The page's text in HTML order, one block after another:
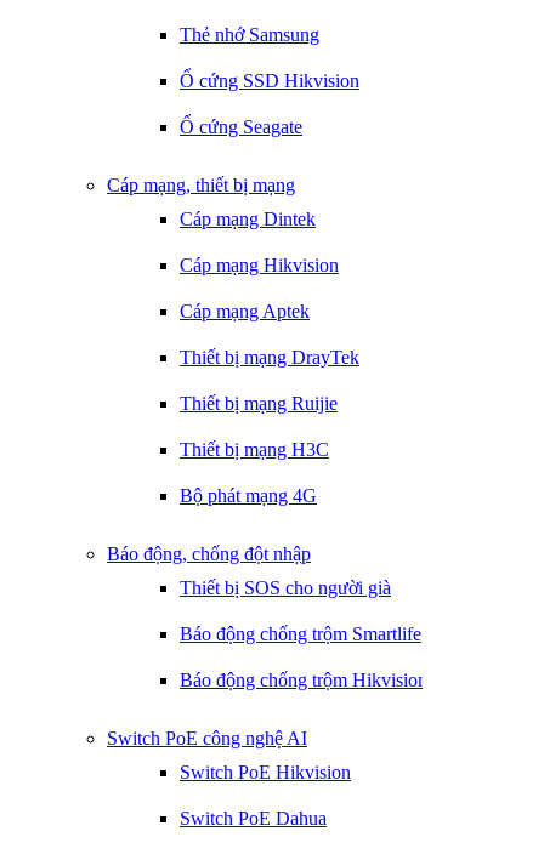
Thẻ nhớ Samsung
Ổ cứng SSD Hikvision
Ổ cứng Seagate
Cáp mạng, thiết bị mạng
Cáp mạng Dintek
Cáp mạng Hikvision
Cáp mạng Aptek
Thiết bị mạng DrayTek
Thiết bị mạng Ruijie
Thiết bị mạng H3C
Bộ phát mạng 4G
Báo động, chống đột nhập
Thiết bị SOS cho người già
Báo động chống trộm Smartlife
Báo động chống trộm Hikvision
Switch PoE công nghệ AI
Switch PoE Hikvision
Switch PoE Dahua